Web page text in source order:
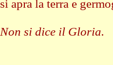
si apra la terra e
Non si dice il Gloria.